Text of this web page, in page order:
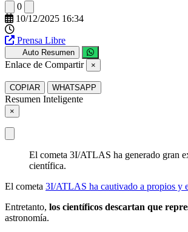
0
10/12/2025 16:34
Prensa Libre
Auto Resumen
Enlace de Compartir ×
COPIAR WHATSAPP
Resumen Inteligente
×
El cometa 3I/ATLAS ha generado gran
científica.
El cometa 3I/ATLAS ha cautivado a propios y
Entretanto, los científicos descartan que
astronomía.